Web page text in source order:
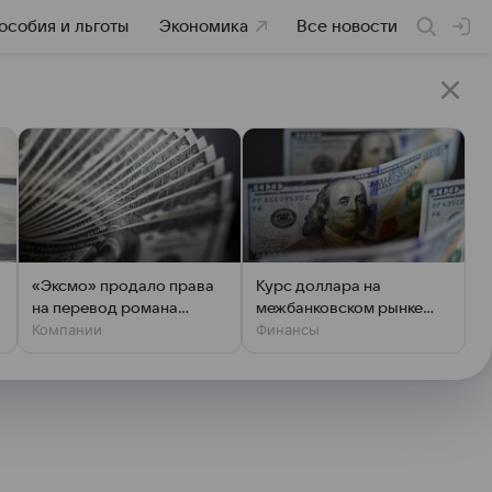
и льготы Экономика Все новости
«Эксмо» продало права
на перевод романа
«Фатум. Гаер» за $250
Компании
Курс доллара на
межбанковском рынке
превысил 83 рубля
Финансы